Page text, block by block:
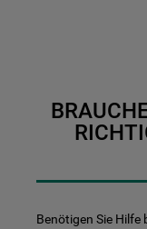
Benötigen Sie Hilfe